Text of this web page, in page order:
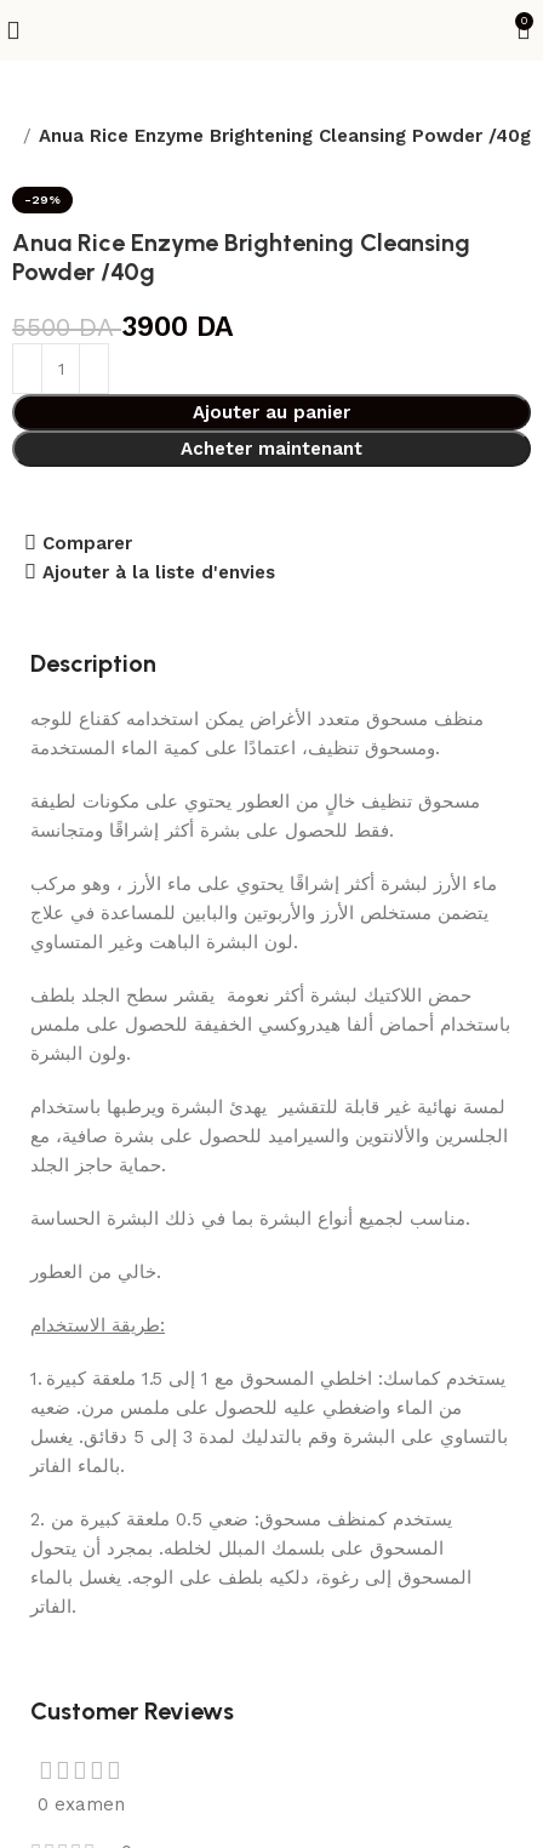
0
Anua Rice Enzyme Brightening Cleansing Powder /40g
-29%
Anua Rice Enzyme Brightening Cleansing
Powder /40g
5500DA3900 DA
Ajouter au panier
Acheter maintenant
Comparer
Ajouter à la liste d'envies
Description
منظف مسحوق متعدد الأغراض يمكن استخدامه كقناع للوجه
ومسحوق تنظيف، اعتمادًا على كمية الماء المستخدمة.
مسحوق تنظيف خالٍ من العطور يحتوي على مكونات لطيفة
فقط للحصول على بشرة أكثر إشراقًا ومتجانسة.
ماء الأرز لبشرة أكثر إشراقًا يحتوي على ماء الأرز ، وهو مركب
يتضمن مستخلص الأرز والأربوتين والبابين للمساعدة في علاج
لون البشرة الباهت وغير المتساوي.
حمض اللاكتيك لبشرة أكثر نعومة يقشر سطح الجلد بلطف
باستخدام أحماض ألفا هيدروكسي الخفيفة للحصول على ملمس
ولون البشرة.
لمسة نهائية غير قابلة للتقشير يهدئ البشرة ويرطبها باستخدام
الجلسرين والألانتوين والسيراميد للحصول على بشرة صافية، مع
حماية حاجز الجلد.
مناسب لجميع أنواع البشرة بما في ذلك البشرة الحساسة.
خالي من العطور.
طريقة الاستخدام:
1. يستخدم كماسك: اخلطي المسحوق مع 1 إلى 1.5 ملعقة كبيرة
من الماء واضغطي عليه للحصول على ملمس مرن. ضعيه
بالتساوي على البشرة وقم بالتدليك لمدة 3 إلى 5 دقائق. يغسل
بالماء الفاتر.
2. يستخدم كمنظف مسحوق: ضعي 0.5 ملعقة كبيرة من
المسحوق على بلسمك المبلل لخلطه. بمجرد أن يتحول
المسحوق إلى رغوة، دلكيه بلطف على الوجه. يغسل بالماء
الفاتر.
Customer Reviews
0 examen